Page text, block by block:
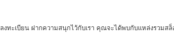
ะเบียน ฝากความสนุกไว้กับเรา คุณจะได้พบกับแหล่งรวมส